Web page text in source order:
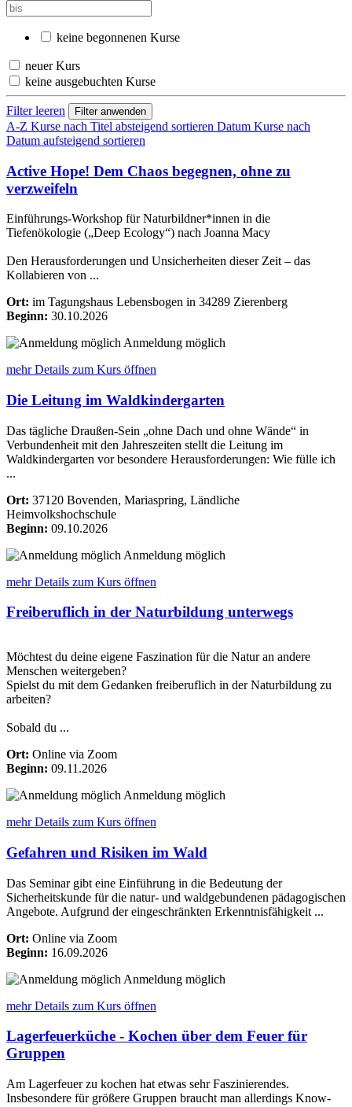
keine begonnenen Kurse
neuer Kurs
keine ausgebuchten Kurse
Filter leeren
A-Z Kurse nach Titel absteigend sortieren Datum Kurse nach
Datum aufsteigend sortieren
Active Hope! Dem Chaos begegnen, ohne zu
verzweifeln
Einführungs-Workshop für Naturbildner*innen in die
Tiefenökologie („Deep Ecology“) nach Joanna Macy
Den Herausforderungen und Unsicherheiten dieser Zeit – das
Kollabieren von ...
Ort: im Tagungshaus Lebensbogen in 34289 Zierenberg
Beginn: 30.10.2026
Anmeldung möglich
mehr Details zum Kurs öffnen
Die Leitung im Waldkindergarten
Das tägliche Draußen-Sein „ohne Dach und ohne Wände“ in
Verbundenheit mit den Jahreszeiten stellt die Leitung im
Waldkindergarten vor besondere Herausforderungen: Wie fülle ich
...
Ort: 37120 Bovenden, Mariaspring, Ländliche
Heimvolkshochschule
Beginn: 09.10.2026
Anmeldung möglich
mehr Details zum Kurs öffnen
Freiberuflich in der Naturbildung unterwegs
Möchtest du deine eigene Faszination für die Natur an andere
Menschen weitergeben?
Spielst du mit dem Gedanken freiberuflich in der Naturbildung zu
arbeiten?
Sobald du ...
Ort: Online via Zoom
Beginn: 09.11.2026
Anmeldung möglich
mehr Details zum Kurs öffnen
Gefahren und Risiken im Wald
Das Seminar gibt eine Einführung in die Bedeutung der
Sicherheitskunde für die natur- und waldgebundenen pädagogischen
Angebote. Aufgrund der eingeschränkten Erkenntnisfähigkeit ...
Ort: Online via Zoom
Beginn: 16.09.2026
Anmeldung möglich
mehr Details zum Kurs öffnen
Lagerfeuerküche - Kochen über dem Feuer für
Gruppen
Am Lagerfeuer zu kochen hat etwas sehr Faszinierendes.
Insbesondere für größere Gruppen braucht man allerdings Know-